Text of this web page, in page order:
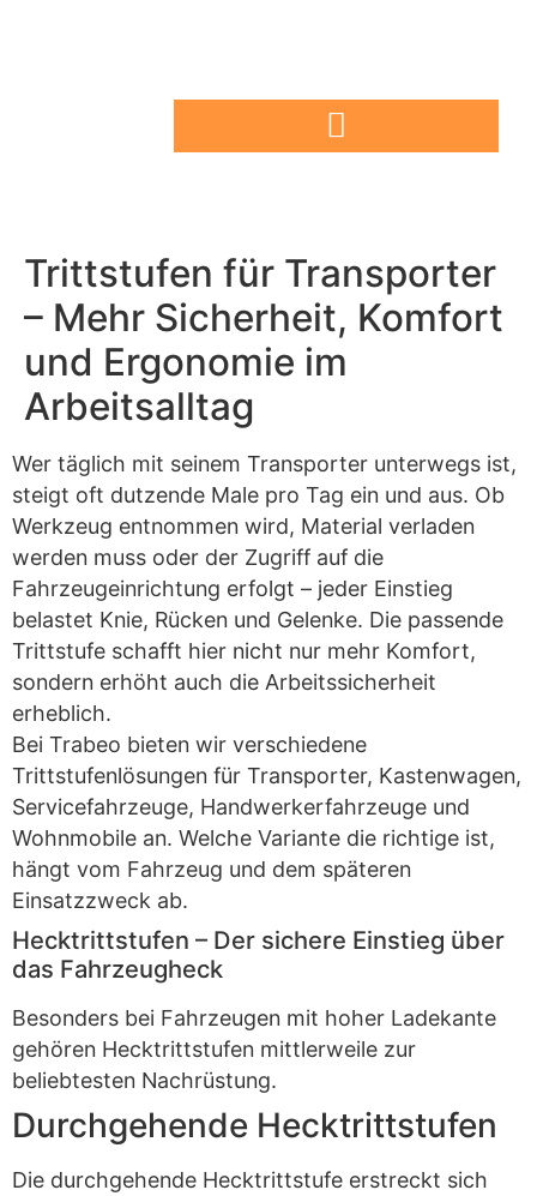
Trittstufen für Transporter
– Mehr Sicherheit, Komfort
und Ergonomie im
Arbeitsalltag
Wer täglich mit seinem Transporter unterwegs ist,
steigt oft dutzende Male pro Tag ein und aus. Ob
Werkzeug entnommen wird, Material verladen
werden muss oder der Zugriff auf die
Fahrzeugeinrichtung erfolgt – jeder Einstieg
belastet Knie, Rücken und Gelenke. Die passende
Trittstufe schafft hier nicht nur mehr Komfort,
sondern erhöht auch die Arbeitssicherheit
erheblich.
Bei Trabeo bieten wir verschiedene
Trittstufenlösungen für Transporter, Kastenwagen,
Servicefahrzeuge, Handwerkerfahrzeuge und
Wohnmobile an. Welche Variante die richtige ist,
hängt vom Fahrzeug und dem späteren
Einsatzzweck ab.
Hecktrittstufen – Der sichere Einstieg über
das Fahrzeugheck
Besonders bei Fahrzeugen mit hoher Ladekante
gehören Hecktrittstufen mittlerweile zur
beliebtesten Nachrüstung.
Durchgehende Hecktrittstufen
Die durchgehende Hecktrittstufe erstreckt sich